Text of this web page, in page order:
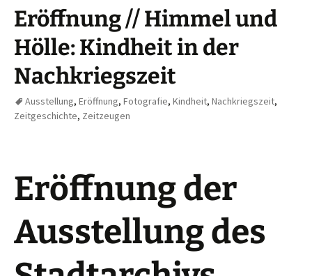
Eröffnung // Himmel und
Hölle: Kindheit in der
Nachkriegszeit
Ausstellung, Eröffnung, Fotografie, Kindheit, Nachkriegszeit,
Zeitgeschichte, Zeitzeugen
Eröffnung der
Ausstellung des